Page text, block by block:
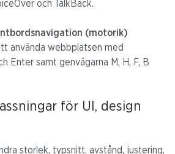
och TalkBack.
(motorik)
använda webbplatsen med
Enter samt genvägarna M, H, F, B
för UI, design
storlek, typsnitt, avstånd, justering,